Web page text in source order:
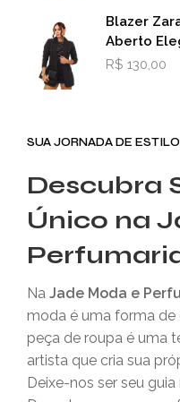
Blazer
Aberto
R$ 130,00
SUA JORNADA DE
Descubra
Único na
Na Jade Moda e
moda é uma forma de
peça de roupa é uma
artista que cria sua
Deixe-nos ser seu